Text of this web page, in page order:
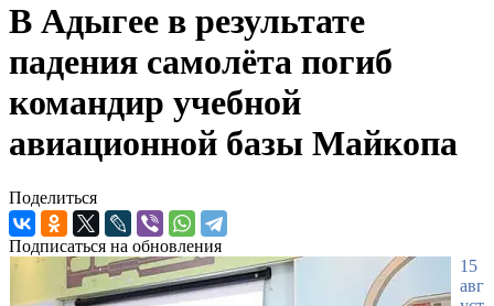
В Адыгее в результате
падения самолёта погиб
командир учебной
авиационной базы Майкопа
Поделиться
Подписаться на обновления
15
авг